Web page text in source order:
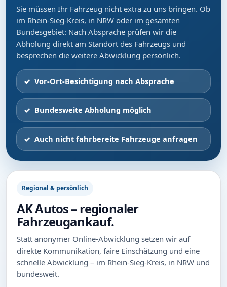
Sie müssen Ihr Fahrzeug nicht extra zu uns bringen. Ob
im Rhein-Sieg-Kreis, in NRW oder im gesamten
Bundesgebiet: Nach Absprache prüfen wir die
Abholung direkt am Standort des Fahrzeugs und
besprechen die weitere Abwicklung persönlich.
Vor-Ort-Besichtigung nach Absprache
Bundesweite Abholung möglich
Auch nicht fahrbereite Fahrzeuge anfragen
Regional & persönlich
AK Autos – regionaler
Fahrzeugankauf.
Statt anonymer Online-Abwicklung setzen wir auf
direkte Kommunikation, faire Einschätzung und eine
schnelle Abwicklung – im Rhein-Sieg-Kreis, in NRW und
bundesweit.